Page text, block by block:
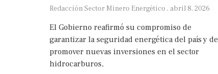
Redacción Sector Minero Energético abril 8, 2026
El Gobierno reafirmó su compromiso de
garantizar la seguridad energética del país y de
promover nuevas inversiones en el sector
hidrocarburos,